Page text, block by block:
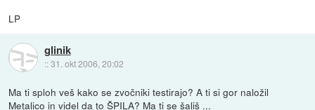
LP
glinik
::31. okt 2006, 20:02
Ma ti sploh veš kako se zvočniki testirajo? A ti si gor naložil
Metalico in videl da to ŠPILA? Ma ti se šališ ...